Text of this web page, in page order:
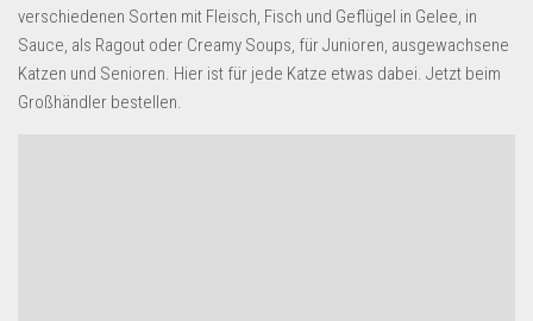
Sport & Freizeit
Uhren & Schmuck
Wohnen & Einrichten
verschiedenen Sorten mit Fleisch, Fisch und Geflügel in Gelee, in
Sauce, als Ragout oder Creamy Soups, für Junioren, ausgewachsene
Katzen und Senioren. Hier ist für jede Katze etwas dabei. Jetzt beim
Großhändler bestellen.